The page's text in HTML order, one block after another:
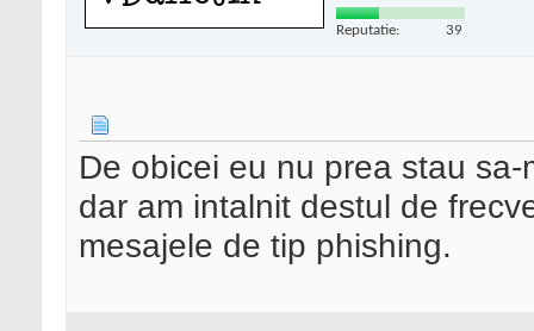
Reputatie: 39
De obicei eu nu prea stau
dar am intalnit destul de
mesajele de tip phishing.